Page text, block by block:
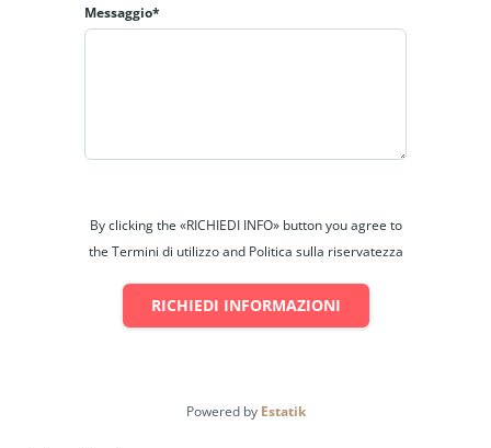
Messaggio*
By clicking the «RICHIEDI INFO» button you agree to
the Termini di utilizzo and Politica sulla riservatezza
RICHIEDI INFORMAZIONI
Powered by Estatik